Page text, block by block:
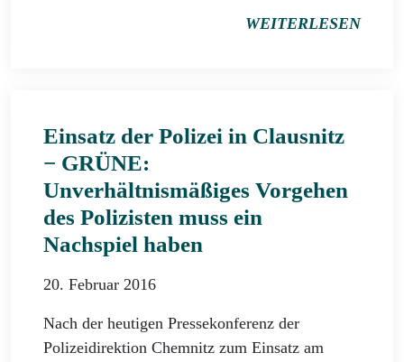
WEITERLESEN
Einsatz der Polizei in Clausnitz
− GRÜNE:
Unverhältnismäßiges Vorgehen
des Polizisten muss ein
Nachspiel haben
20. Februar 2016
Nach der heutigen Pressekonferenz der
Polizeidirektion Chemnitz zum Einsatz am